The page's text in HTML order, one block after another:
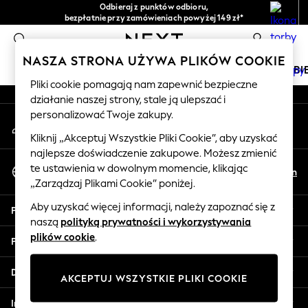
Odbieraj z punktów odbioru,
bezpłatnie przy zamówieniach powyżej 149 zł*
Łatwe zwroty*
0
HOLIDAY SHOP
Women's Holiday Shop
All Swimwear
All Beachwear
Bags & Accessories
Beach Dresses & Kaftans
Dresses
Flip Flops
Sliders
Jumpsuits & Playsuits
Sandals
Shorts
An error occurred on client
Nasze media społecznościowe
Moje konto
Zaloguj się na swoje konto
Wybierz Język
Polski
En
Pomoc
Prywatność i zasady prawne
Działy
Inne usługi
NASZA STRONA UŻYWA PLIKÓW COOKIE
Pliki cookie pomagają nam zapewnić bezpieczne
działanie naszej strony, stale ją ulepszać i
personalizować Twoje zakupy.
Kliknij „Akceptuj Wszystkie Pliki Cookie”, aby uzyskać
najlepsze doświadczenie zakupowe. Możesz zmienić
te ustawienia w dowolnym momencie, klikając
„Zarządzaj Plikami Cookie” poniżej.
Aby uzyskać więcej informacji, należy zapoznać się z
naszą polityką prywatności i wykorzystywania
plików cookie.
AKCEPTUJ WSZYSTKIE PLIKI COOKIE